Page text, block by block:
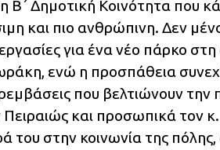
Δημοτική Κοινότητα που
και πιο ανθρώπινη. Δεν
εργασίες για ένα νέο πάρκο
ενώ η προσπάθεια
που βελτιώνουν
και προσωπικά τον
στην κοινωνία της πόλης,